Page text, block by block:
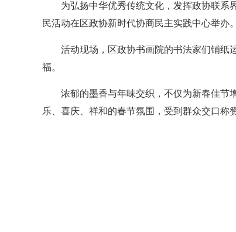
为弘扬中华优秀传统文化，发挥政协联系
民活动在区政协新时代协商民主实践中心举办。
活动现场，区政协书画院的书法家们铺纸
福。
浓郁的墨香与年味交织，不仅为新春佳节
乐、喜庆、祥和的春节氛围，受到群众交口称赞